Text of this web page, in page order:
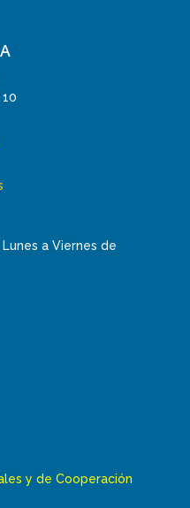
Lunes a Viernes de
y de Cooperación